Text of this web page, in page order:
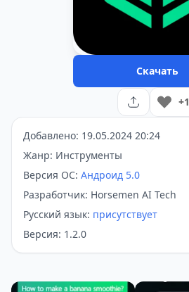
Скачать
+1
Добавлено: 19.05.2024 20:24
Жанр: Инструменты
Версия ОС: Андроид 5.0
Разработчик: Horsemen AI Tech
Русский язык: присутствует
Версия: 1.2.0